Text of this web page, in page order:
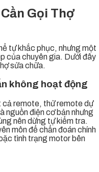
Gọi Thợ
tự khắc phục, nhưng một
của chuyên gia. Dưới đây
sửa chữa.
không hoạt động
cả remote, thử remote dự
nguồn điện cơ bản nhưng
nên dừng tự kiểm tra.
môn để chẩn đoán chính
tình trạng motor bên